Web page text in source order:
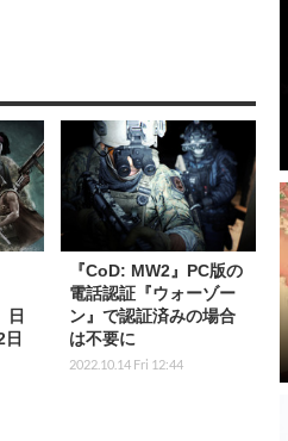
日
『CoD: MW2』PC版の
電話認証『ウォーゾー
ン』で認証済みの場合
は不要に
2022.10.14 Fri 12:44